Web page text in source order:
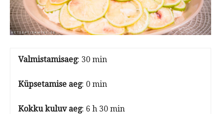
Valmistamisaeg: 30 min
Küpsetamise aeg: 0 min
Kokku kuluv aeg: 6 h 30 min